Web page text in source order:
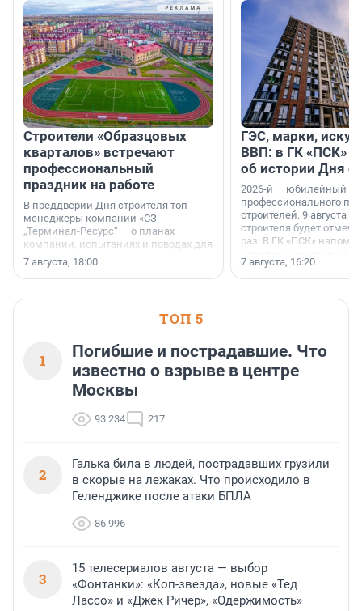
Строители «Образцовых
кварталов» встречают
профессиональный
праздник на работе
В преддверии Дня строителя топ-
менеджеры компании «СЗ
„Терминал-Ресурс“ — о планах
компании, испытаниях и поводах для
осторожного оптимизма.
7 августа, 18:00
ГЭС, марки,
ВВП: в ГК «ПСК»
об истории Дня
2026-й — юбилейный
профессионального
строителей. 9 августа
строителя будет
раз. В ГК «ПСК»
поменялась роль
7 августа, 16:20
ТОП 5
1
Погибшие и пострадавшие. Что
известно о взрыве в центре
Москвы
93 234 217
2
Галька била в людей, пострадавших грузили
в скорые на лежаках. Что происходило в
Геленджике после атаки БПЛА
86 996
3
15 телесериалов августа — выбор
«Фонтанки»: «Коп-звезда», новые «Тед
Лассо» и «Джек Ричер», «Одержимость»